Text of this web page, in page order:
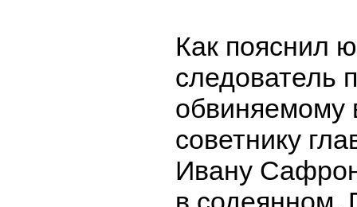
Как пояснил
следователь
обвиняемому
советнику
Ивану